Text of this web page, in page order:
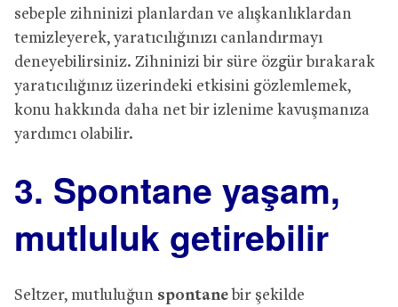
sebeple zihninizi planlardan ve alışkanlıklardan
temizleyerek, yaratıcılığınızı canlandırmayı
deneyebilirsiniz. Zihninizi bir süre özgür bırakarak
yaratıcılığınız üzerindeki etkisini gözlemlemek,
konu hakkında daha net bir izlenime kavuşmanıza
yardımcı olabilir.
3. Spontane yaşam,
mutluluk getirebilir
Seltzer, mutluluğun spontane bir şekilde